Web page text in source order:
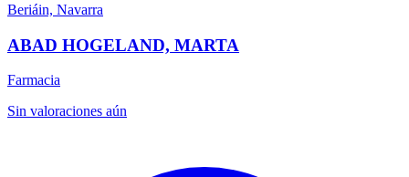
Beriáin, Navarra
ABAD HOGELAND, MARTA
Farmacia
Sin valoraciones aún